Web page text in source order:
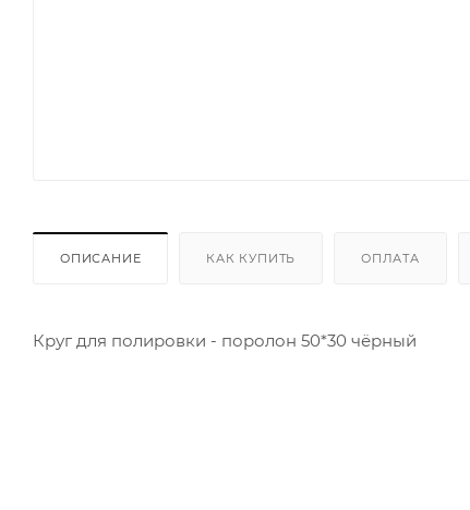
ОПИСАНИЕ КАК КУПИТЬ ОПЛАТА
Круг для полировки - поролон 50*30 чёрный